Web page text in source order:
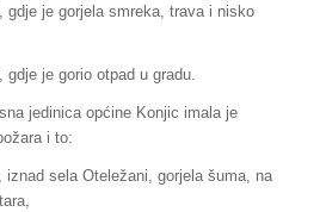
gdje je gorjela smreka, trava i nisko
je gorio otpad u gradu.
jedinica općine Konjic imala je
i to:
iznad sela Oteležani, gorjela šuma, na